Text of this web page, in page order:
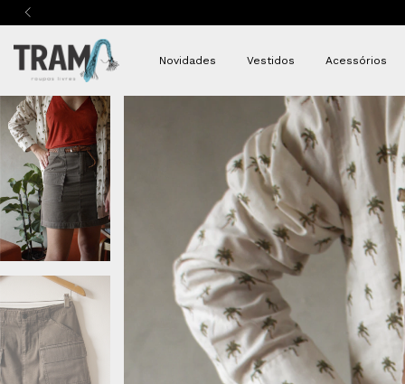
Novidades Vestidos Acessórios